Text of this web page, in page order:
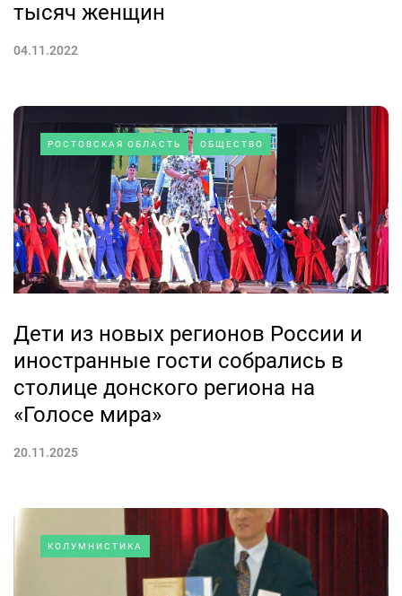
тысяч женщин
04.11.2022
РОСТОВСКАЯ ОБЛАСТЬ ОБЩЕСТВО
Дети из новых регионов России и
иностранные гости собрались в
столице донского региона на
«Голосе мира»
20.11.2025
КОЛУМНИСТИКА